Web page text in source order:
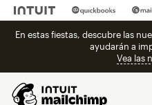
En estas fiestas, descubre las
ayudarán a
Vea las